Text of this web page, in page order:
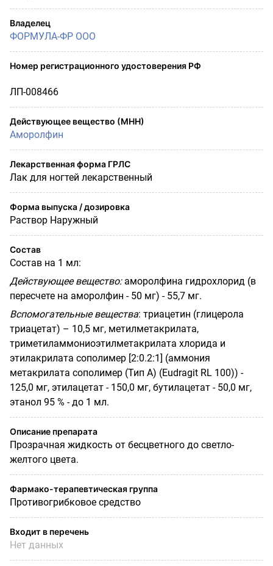
Владелец
ФОРМУЛА-ФР ООО
Номер регистрационного удостоверения РФ
ЛП-008466
Действующее вещество (МНН)
Аморолфин
Лекарственная форма ГРЛС
Лак для ногтей лекарственный
Форма выпуска / дозировка
Раствор Наружный
Состав
Состав на 1 мл:
Действующее вещество:аморолфина гидрохлорид (в
пересчете на аморолфин - 50 мг) - 55,7 мг.
Вспомогательные вещества: триацетин (глицерола
триацетат) – 10,5 мг, метилметакрилата,
триметиламмониоэтилметакрилата хлорида и
этилакрилата сополимер [2:0.2:1] (аммония
метакрилата сополимер (Тип A) (Eudragit RL 100)) -
125,0 мг, этилацетат - 150,0 мг, бутилацетат - 50,0 мг,
этанол 95 % - до 1 мл.
Описание препарата
Прозрачная жидкость от бесцветного до светло-
желтого цвета.
Фармако-терапевтическая группа
Противогрибковое средство
Входит в перечень
Нет данных